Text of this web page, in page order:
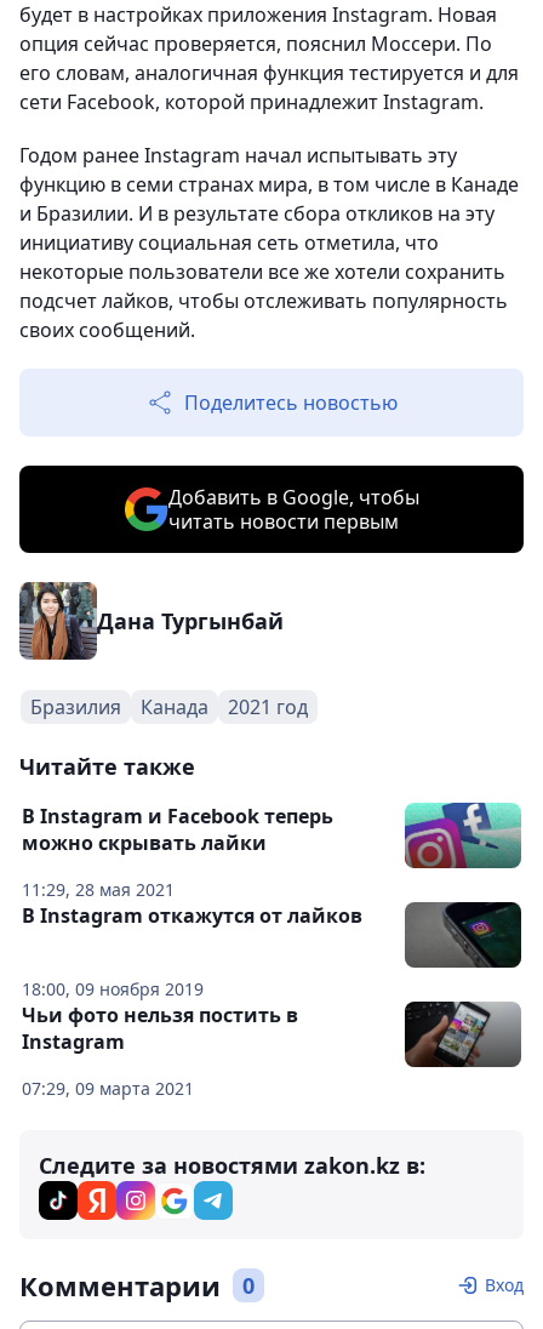
будет в настройках приложения Instagram. Новая
опция сейчас проверяется, пояснил Моссери. По
его словам, аналогичная функция тестируется и для
сети Facebook, которой принадлежит Instagram.
Годом ранее Instagram начал испытывать эту
функцию в семи странах мира, в том числе в Канаде
и Бразилии. И в результате сбора откликов на эту
инициативу социальная сеть отметила, что
некоторые пользователи все же хотели сохранить
подсчет лайков, чтобы отслеживать популярность
своих сообщений.
Поделитесь новостью
Добавить в Google, чтобы
читать новости первым
Дана Тургынбай
Бразилия Канада 2021 год
Читайте также
11:29, 28 мая 2021
В Instagram и Facebook теперь
можно скрывать лайки
18:00, 09 ноября 2019
В Instagram откажутся от лайков
07:29, 09 марта 2021
Чьи фото нельзя постить в
Instagram
Следите за новостями zakon.kz в:
Комментарии 0 Вход